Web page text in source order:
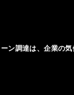
ン調達は、企業の